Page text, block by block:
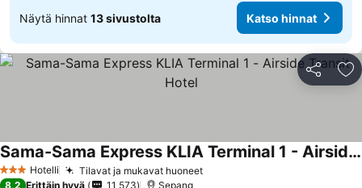
Näytä hinnat 13 sivustolta Katso hinnat
Jaa
3 Tähtiluokitus
Hotelli Tilavat ja mukavat huoneet
Sama-Sama Express KLIA Terminal 1 - Airside Transit Hotel
8,2 Erittäin hyvä 11 573 Sepang